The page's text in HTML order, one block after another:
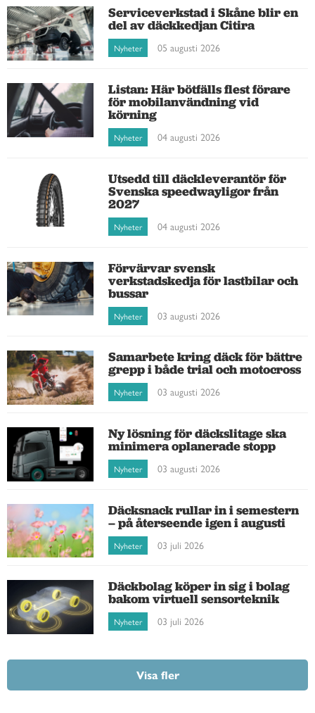
Serviceverkstad i Skåne blir en
del av däckkedjan Citira
Nyheter 05 augusti 2026
Listan: Här bötfälls flest förare
för mobilanvändning vid
körning
Nyheter 04 augusti 2026
Utsedd till däckleverantör för
Svenska speedwayligor från
2027
Nyheter 04 augusti 2026
Förvärvar svensk
verkstadskedja för lastbilar och
bussar
Nyheter 03 augusti 2026
Samarbete kring däck för bättre
grepp i både trial och motocross
Nyheter 03 augusti 2026
Ny lösning för däckslitage ska
minimera oplanerade stopp
Nyheter 03 augusti 2026
Däcksnack rullar in i semestern
– på återseende igen i augusti
Nyheter 03 juli 2026
Däckbolag köper in sig i bolag
bakom virtuell sensorteknik
Nyheter 03 juli 2026
Visa fler